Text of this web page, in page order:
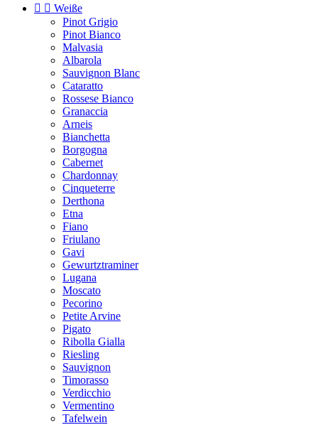
  Weiße
Pinot Grigio
Pinot Bianco
Malvasia
Albarola
Sauvignon Blanc
Cataratto
Rossese Bianco
Granaccia
Arneis
Bianchetta
Borgogna
Cabernet
Chardonnay
Cinqueterre
Derthona
Etna
Fiano
Friulano
Gavi
Gewurtztraminer
Lugana
Moscato
Pecorino
Petite Arvine
Pigato
Ribolla Gialla
Riesling
Sauvignon
Timorasso
Verdicchio
Vermentino
Tafelwein